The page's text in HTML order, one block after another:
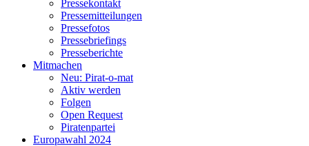
Pressekontakt
Pressemitteilungen
Pressefotos
Pressebriefings
Presseberichte
Mitmachen
Neu: Pirat-o-mat
Aktiv werden
Folgen
Open Request
Piratenpartei
Europawahl 2024